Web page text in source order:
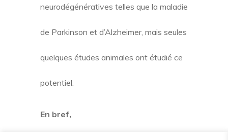
neurodégénératives telles que la maladie
de Parkinson et d’Alzheimer, mais seules
quelques études animales ont étudié ce
potentiel.
En bref,